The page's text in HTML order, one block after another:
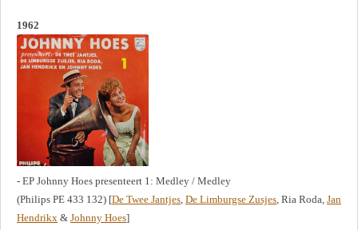
1962
- EP Johnny Hoes presenteert 1: Medley / Medley
(Philips PE 433 132) [De Twee Jantjes, De Limburgse Zusjes, Ria Roda, Jan
Hendrikx & Johnny Hoes]